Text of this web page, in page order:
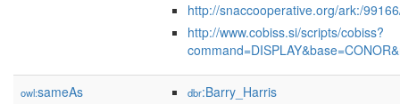
http://snaccooperative.org/ark:/
http://www.cobiss.si/scripts/cobiss?
owl:sameAs dbr:Barry_Harris